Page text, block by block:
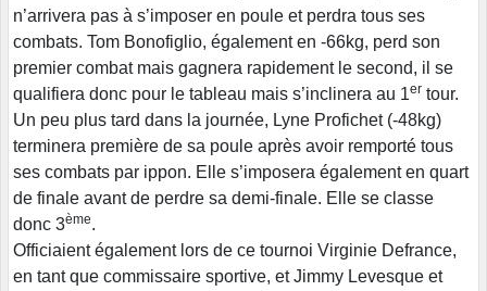
n’arrivera pas à s’imposer en poule et perdra tous ses
combats. Tom Bonofiglio, également en -66kg, perd son
premier combat mais gagnera rapidement le second, il se
qualifiera donc pour le tableau mais s’inclinera au 1er tour.
Un peu plus tard dans la journée, Lyne Profichet (-48kg)
terminera première de sa poule après avoir remporté tous
ses combats par ippon. Elle s’imposera également en quart
de finale avant de perdre sa demi-finale. Elle se classe
donc 3ème.
Officiaient également lors de ce tournoi Virginie Defrance,
en tant que commissaire sportive, et Jimmy Levesque et